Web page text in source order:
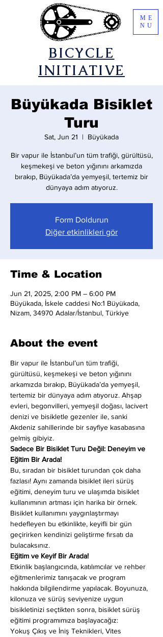
​BICYCLE
INITIATIVE
ME
NU
Büyükada Bisiklet
Turu
Sat, Jun 21
  |
Büyükada
Bir vapur ile İstanbul’un tüm trafiği, gürültüsü,
keşmekeşi ve beton yığınını arkamızda
bırakıp, Büyükada’da yemyeşil, tertemiz bir
dünyaya adım atıyoruz.
Form Doldurun
Diğer etkinlikleri gör
Time & Location
Jun 21, 2025, 2:00 PM – 6:00 PM
Büyükada, İskele caddesi No:1 Büyükada,
Nizam, 34970 Adalar/İstanbul, Türkiye
About the event
Bir vapur ile İstanbul’un tüm trafiği,
gürültüsü, keşmekeşi ve beton yığınını
arkamızda bırakıp, Büyükada’da yemyeşil,
tertemiz bir dünyaya adım atıyoruz. Ahşap
evleri, begonvilleri, yemyeşil doğası, lacivert
denizi ve bisikletle gezenler ile, sanki
Akdeniz sahillerinde bir sayfiye kasabasına
gelmiş gibiyiz.
Sadece Bir Bisiklet Turu Değil: Deneyim ve
Eğitim Bir Arada!
Bu, sıradan bir bisiklet turundan çok daha
fazlası! Aynı zamanda bisiklet ileri sürüş
eğitimi, deneyim turu ve ulaşımda bisiklet
kullanımının artması için harika bir örnek.
Bisiklet kullanımını yaygınlaştırmayı
hedefleyen bu etkinlikte, keyifli bir gün
geçirirken kendinizi geliştirme fırsatı da
bulacaksınız.
Eğitim ve Keyif Bir Arada!
Etkinlik başlangıcında, katılımcılar ve rehber
eğitmenlerimiz tanışacak ve program
hakkında bilgilendirme yapılacak. Boyunuza,
kilonuza ve sürüş seviyenize uygun
bisikletinizi seçtikten sonra, bisiklet sürüş
eğitimi programımıza başlayacağız:
Yokuş Çıkış ve İniş Teknikleri, Vites